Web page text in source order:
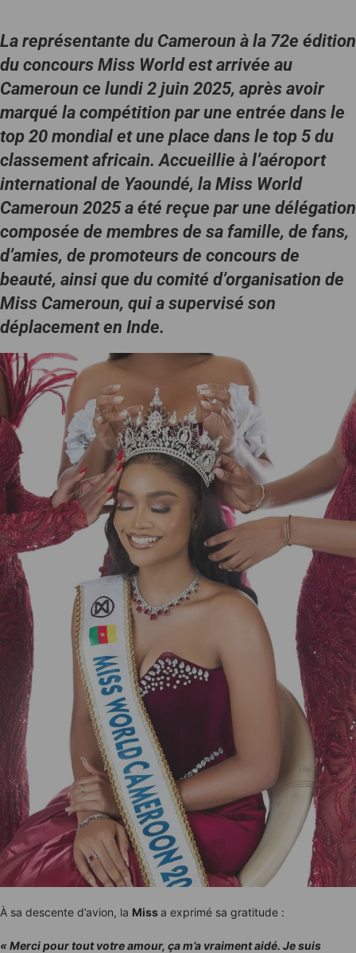
La représentante du Cameroun à la 72e édition
du concours Miss World est arrivée au
Cameroun ce lundi 2 juin 2025, après avoir
marqué la compétition par une entrée dans le
top 20 mondial et une place dans le top 5 du
classement africain. Accueillie à l’aéroport
international de Yaoundé, la Miss World
Cameroun 2025 a été reçue par une délégation
composée de membres de sa famille, de fans,
d’amies, de promoteurs de concours de
beauté, ainsi que du comité d’organisation de
Miss Cameroun, qui a supervisé son
déplacement en Inde.
À sa descente d’avion, la Missa exprimé sa gratitude :
« Merci pour tout votre amour, ça m’a vraiment aidé. Je suis